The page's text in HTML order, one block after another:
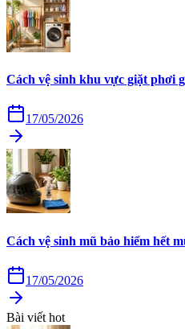
Cách vệ sinh khu vực giặt phơi
17/05/2026
Cách vệ sinh mũ bảo hiểm hết
17/05/2026
Bài viết hot